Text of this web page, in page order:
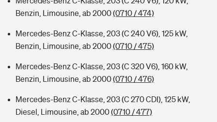
Benzin, Limousine, ab 2000(0710 / 474)
Mercedes-Benz C-Klasse, 203 (C 240 V6), 125 kW,
Benzin, Limousine, ab 2000(0710 / 475)
Mercedes-Benz C-Klasse, 203 (C 320 V6), 160 kW,
Benzin, Limousine, ab 2000(0710 / 476)
Mercedes-Benz C-Klasse, 203 (C 270 CDI), 125 kW,
Diesel, Limousine, ab 2000(0710 / 477)